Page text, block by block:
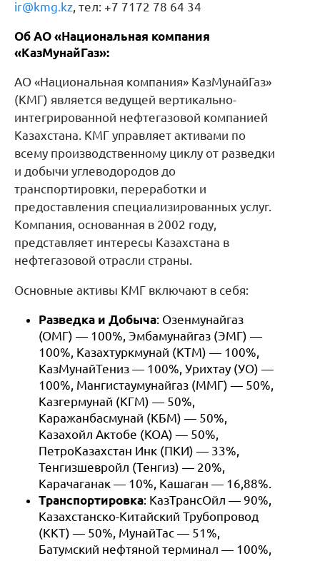
ir@kmg.kz , тел: +7 7172 78 64 34
Об АО «Национальная компания
«КазМунайГаз»:
АО «Национальная компания» КазМунайГаз»
(КМГ) является ведущей вертикально-
интегрированной нефтегазовой компанией
Казахстана. КМГ управляет активами по
всему производственному циклу от разведки
и добычи углеводородов до
транспортировки, переработки и
предоставления специализированных услуг.
Компания, основанная в 2002 году,
представляет интересы Казахстана в
нефтегазовой отрасли страны.
Основные активы КМГ включают в себя:
Разведка и Добыча: Озенмунайгаз
(ОМГ) — 100%, Эмбамунайгаз (ЭМГ) —
100%, Казахтуркмунай (КТМ) — 100%,
КазМунайТениз — 100%, Урихтау (УО) —
100%, Мангистаумунайгаз (ММГ) — 50%,
Казгермунай (КГМ) — 50%,
Каражанбасмунай (КБМ) — 50%,
Казахойл Актобе (КОА) — 50%,
ПетроКазахстан Инк (ПКИ) — 33%,
Тенгизшевройл (Тенгиз) — 20%,
Карачаганак — 10%, Кашаган — 16,88%.
Транспортировка: КазТрансОйл — 90%,
Казахстанско-Китайский Трубопровод
(ККТ) — 50%, МунайТас — 51%,
Батумский нефтяной терминал — 100%,